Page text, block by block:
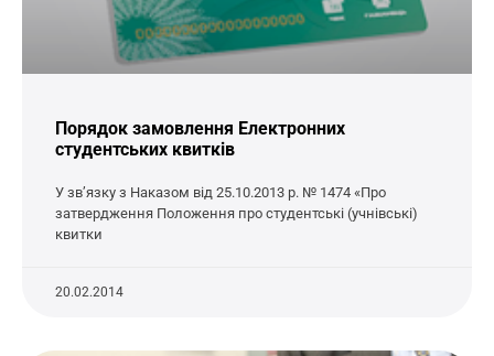
Порядок замовлення Електронних
студентських квитків
У зв’язку з Наказом від 25.10.2013 р. № 1474 «Про
затвердження Положення про студентські (учнівські)
квитки
20.02.2014